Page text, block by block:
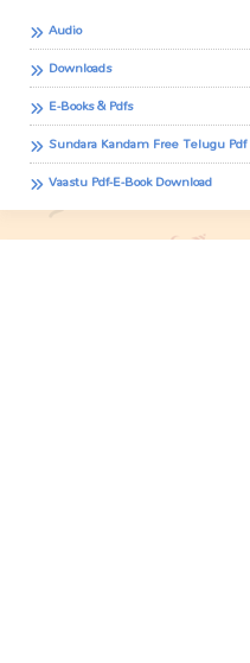
Audio
Downloads
E-Books & Pdfs
Sundara Kandam Free Telugu Pdf
Vaastu Pdf-E-Book Download